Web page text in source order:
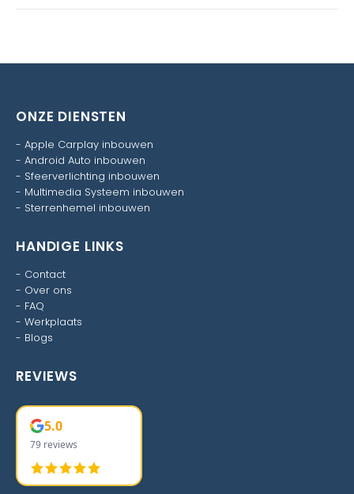
ONZE DIENSTEN
- Apple Carplay inbouwen
- Android Auto inbouwen
- Sfeerverlichting inbouwen
- Multimedia Systeem inbouwen
- Sterrenhemel inbouwen
HANDIGE LINKS
- Contact
- Over ons
- FAQ
- Werkplaats
- Blogs
REVIEWS
5.0
79 reviews